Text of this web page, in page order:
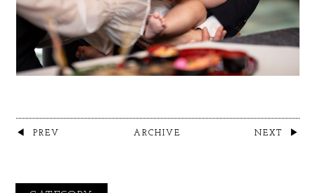
PREV ARCHIVE NEXT